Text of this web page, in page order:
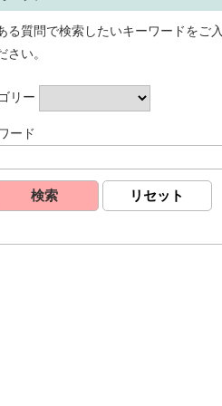
る質問で検索したいキーワードをご入
さい。
リー
ード